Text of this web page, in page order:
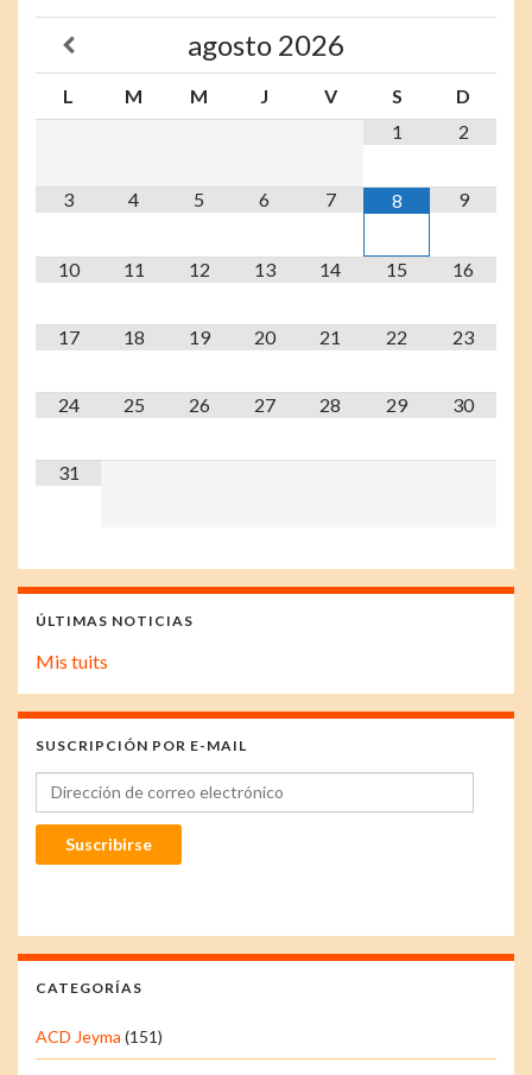
agosto 2026
L M M J V S
D
1
2
3 4 5 6 7 8 9
10 11 12 13 14 15 16
17 18 19 20 21 22 23
24 25 26 27 28 29 30
31
ÚLTIMAS NOTICIAS
Mis tuits
SUSCRIPCIÓN POR E-MAIL
Dirección de correo electrónico
Suscribirse
CATEGORÍAS
ACD Jeyma (151)